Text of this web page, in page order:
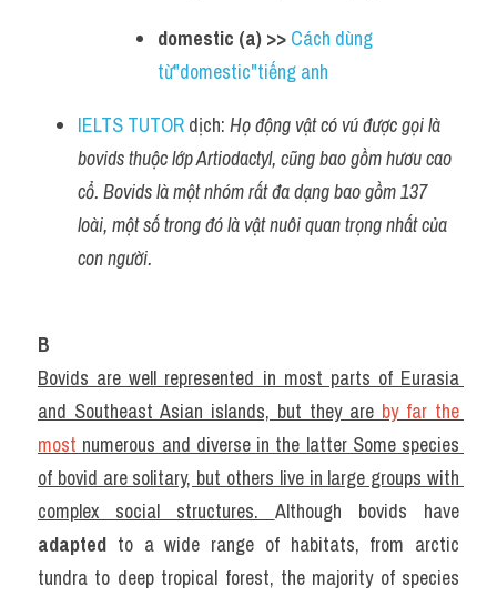
domestic (a) >> Cách dùng
từ"domestic"tiếng anh
IELTS TUTOR dịch: Họ động vật có vú được gọi là
bovids thuộc lớp Artiodactyl, cũng bao gồm hươu cao
cổ. Bovids là một nhóm rất đa dạng bao gồm 137
loài, một số trong đó là vật nuôi quan trọng nhất của
con người.
B
Bovids are well represented in most parts of Eurasia
and Southeast Asian islands, but they are by far the
most numerous and diverse in the latter Some species
of bovid are solitary, but others live in large groups with
complex social structures.
adapted to a wide range of habitats, from arctic
tundra to deep tropical forest, the majority of species